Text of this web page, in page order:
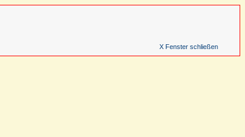
X Fenster schließen